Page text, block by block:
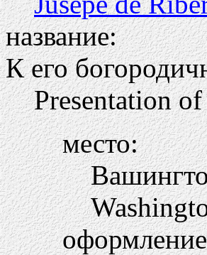
название:
К его
Presentation
место: